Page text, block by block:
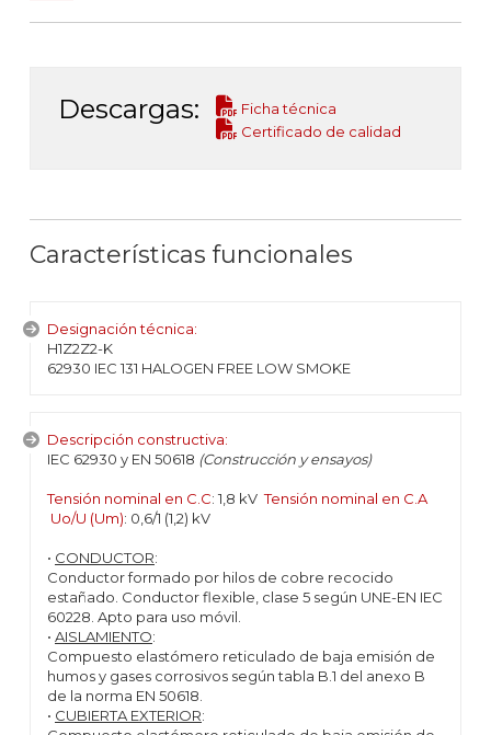
Descargas:
Ficha técnica
Certificado de calidad
Características funcionales
Designación técnica:
H1Z2Z2-K
62930 IEC 131 HALOGEN FREE LOW SMOKE
Descripción constructiva:
IEC 62930 y EN 50618 (Construcción y ensayos)
Tensión nominal en C.C: 1,8 kVTensión nominal en C.A
Uo/U (Um): 0,6/1 (1,2) kV
• CONDUCTOR:
Conductor formado por hilos de cobre recocido
estañado. Conductor flexible, clase 5 según UNE-EN IEC
60228. Apto para uso móvil.
• AISLAMIENTO:
Compuesto elastómero reticulado de baja emisión de
humos y gases corrosivos según tabla B.1 del anexo B
de la norma EN 50618.
• CUBIERTA EXTERIOR: